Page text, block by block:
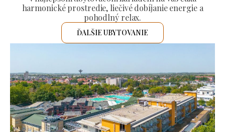
harmonické prostredie, liečivé dobíjanie energie a
pohodlný relax.
ĎALŠIE UBYTOVANIE